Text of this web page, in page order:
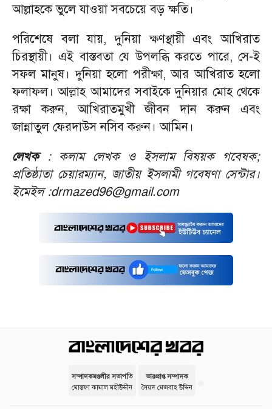
আল্লাহকে ভুলে যাওয়া সবচেয়ে বড় ক্ষতি।
পরিশেষে বলা যায়, দুনিয়া ক্ষণস্থায়ী এবং আখিরাত
চিরস্থায়ী। এই বাস্তবতা যে উপলব্ধি করতে পারে, সে-ই
সফল মানুষ। দুনিয়া হলো পরীক্ষা, আর আখিরাত হলো
ফলাফল। আল্লাহ আমাদের সবাইকে দুনিয়ার মোহ থেকে
রক্ষা করুন, আখিরাতমুখী জীবন দান করুন এবং
জান্নাতুল ফেরদাউস নসিব করুন। আমিন।
লেখক: কলাম লেখক ও ইসলাম বিষয়ক গবেষক;
প্রতিষ্ঠাতা চেয়ারম্যান, জাতীয় ইসলামী গবেষণা সেন্টার।
ইমেইল :drmazed96@gmail.com
সম্পাদকমণ্ডলীর সভাপতি
মোস্তফা কামাল মহীউদ্দীন
ভারপ্রাপ্ত সম্পাদক
সৈয়দ মেজবাহ উদ্দিন